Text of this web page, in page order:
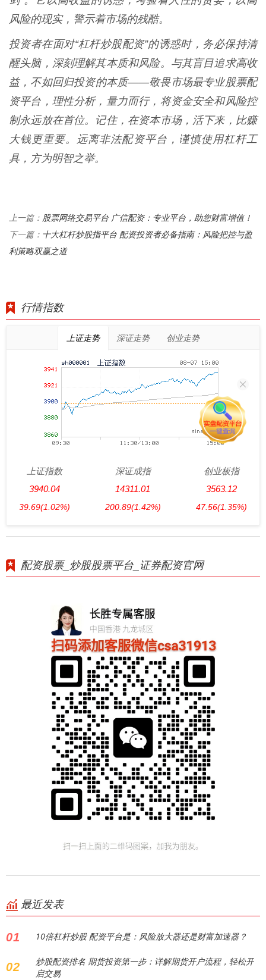
风险的现实，警示着市场的残酷。
投资者在面对“杠杆炒股配资”的诱惑时，务必保持清
醒头脑，深刻理解其本质和风险。与其盲目追求高收
益，不如回归投资的本质——敬畏市场最专业股票配
资平台，理性分析，量力而行，将资金安全和风险控
制永远放在首位。记住，在资本市场，活下来，比赚
大钱更重要。远离非法配资平台，谨慎使用杠杆工
具，方为明智之举。
上一篇： 股票网络交易平台 广信配资：专业平台，助您财富增值！
下一篇： 十大杠杆炒股指平台 配资投资者必备指南：风险把控与盈
利策略双赢之道
行情指数
上证走势 深证走势 创业走势
上证指数
3940.04
39.69(1.02%)
深证成指
14311.01
200.89(1.42%)
创业板指
3563.12
47.56(1.35%)
配资股票_炒股股票平台_证券配资官网
最近发表
01 10倍杠杆炒股 配资平台是：风险放大器还是财富加速器？
02
炒股配资排名 期货投资第一步：详解期货开户流程，轻松开
启交易